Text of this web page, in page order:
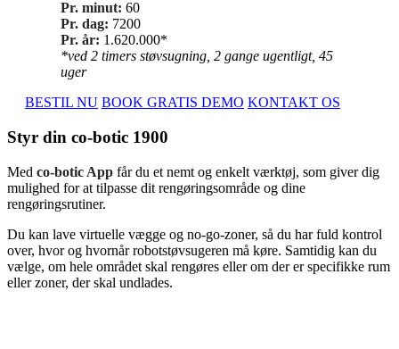
Pr. minut: 60
Pr. dag: 7200
Pr. år: 1.620.000*
*ved 2 timers støvsugning, 2 gange ugentligt, 45
uger
BESTIL NU BOOK GRATIS DEMO KONTAKT OS
Styr din co-botic 1900
Med co-botic App får du et nemt og enkelt værktøj, som giver dig
mulighed for at tilpasse dit rengøringsområde og dine
rengøringsrutiner.
Du kan lave virtuelle vægge og no-go-zoner, så du har fuld kontrol
over, hvor og hvornår robotstøvsugeren må køre. Samtidig kan du
vælge, om hele området skal rengøres eller om der er specifikke rum
eller zoner, der skal undlades.